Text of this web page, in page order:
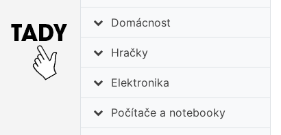
Domácnost
Hračky
Elektronika
Počítače a notebooky